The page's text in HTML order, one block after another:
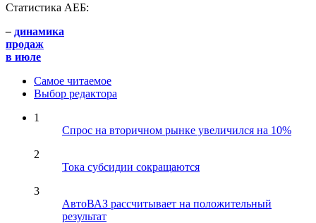
Статистика АЕБ:
– динамика
продаж
в июле
Самое читаемое
Выбор редактора
1
Спрос на вторичном рынке увеличился на 10%
2
Тока субсидии сокращаются
3
АвтоВАЗ рассчитывает на положительный
результат